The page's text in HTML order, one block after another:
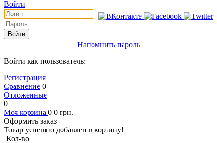
Войти
Войти
Напомнить пароль
Войти как пользователь:
Регистрация
Сравнение 0
Отложенные
0
Моя корзина 0 0 грн.
Оформить заказ
Товар успешно добавлен в корзину!
Кол-во